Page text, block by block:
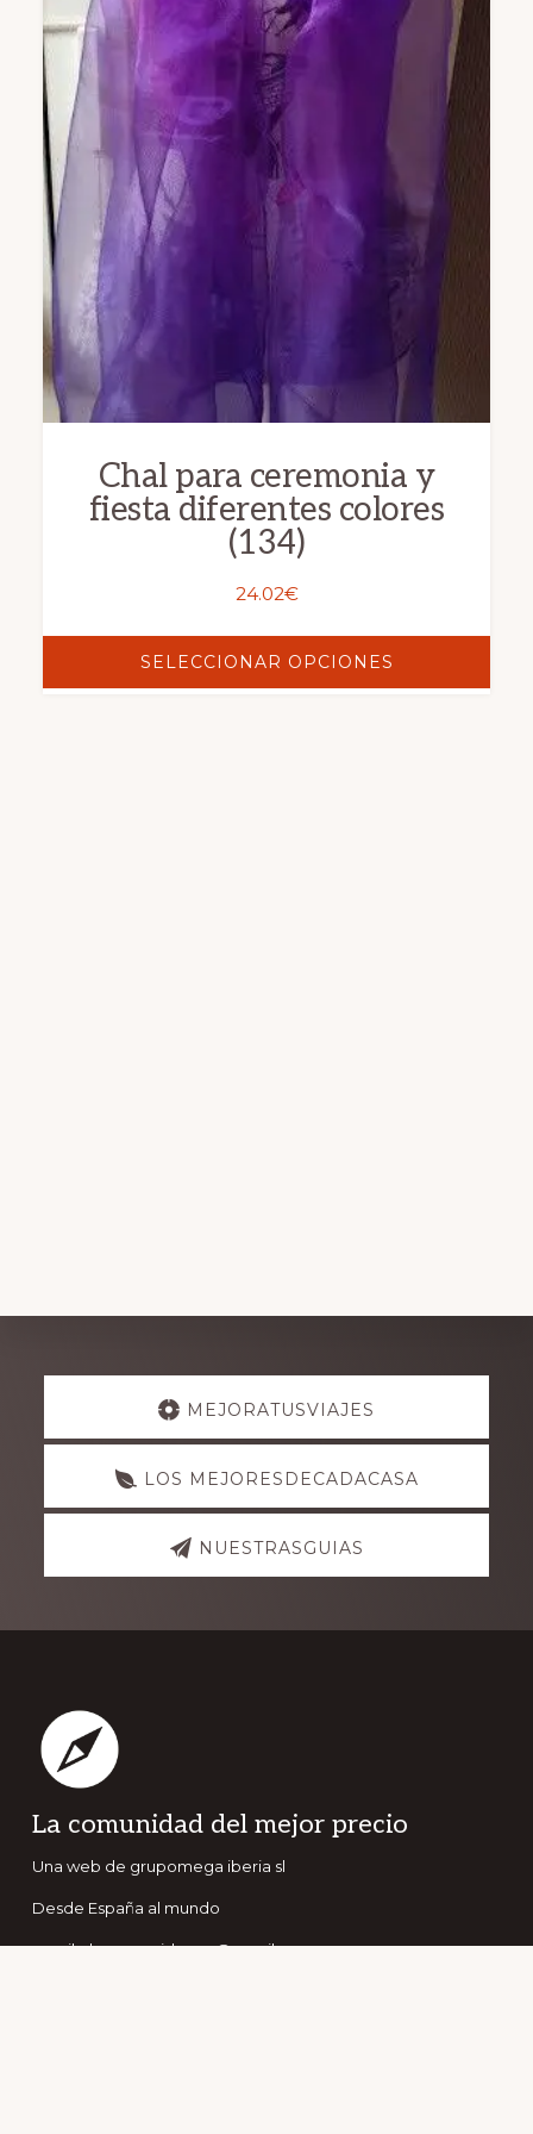
Chal para ceremonia y
fiesta diferentes colores
(134)
24.02€
SELECCIONAR OPCIONES
la
página
de
producto
Explore
MEJORATUSVIAJES
LOS MEJORESDECADACASA
NUESTRASGUIAS
Footer
La comunidad del mejor precio
Una web de grupomega iberia sl
Desde España al mundo
email:elconseguidor.eu@gmail.com